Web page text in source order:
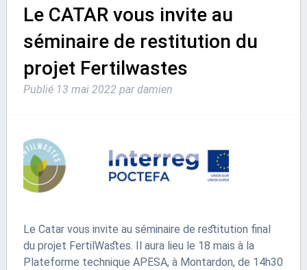
Le CATAR vous invite au
séminaire de restitution du
projet Fertilwastes
Publié 13 mai 2022 par damien
Le Catar vous invite au séminaire de restitution final
du projet FertilWastes. Il aura lieu le 18 mais à la
Plateforme technique APESA, à Montardon, de 14h30